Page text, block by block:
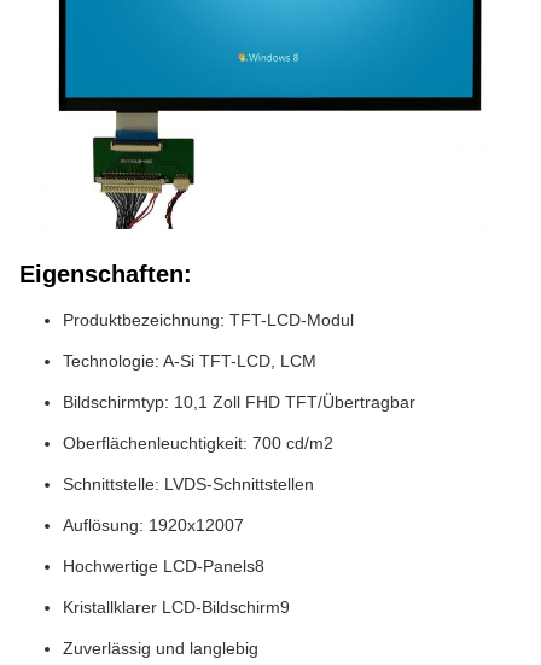
Eigenschaften:
Produktbezeichnung: TFT-LCD-Modul
Technologie: A-Si TFT-LCD, LCM
Bildschirmtyp: 10,1 Zoll FHD TFT/Übertragbar
Oberflächenleuchtigkeit: 700 cd/m2
Schnittstelle: LVDS-Schnittstellen
Auflösung: 1920x12007
Hochwertige LCD-Panels8
Kristallklarer LCD-Bildschirm9
Zuverlässig und langlebig